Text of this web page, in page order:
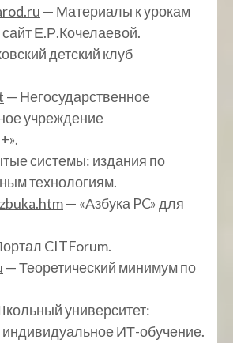
— Материалы к урокам
Е.Р.Кочелаевой.
детский клуб
— Негосударственное
учреждение
системы: издания по
технологиям.
— «Азбука PC» для
CITForum.
— Теоретический минимум по
университет:
ИТ-обучение.